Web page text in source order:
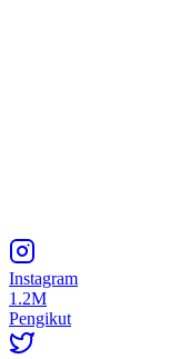
Instagram
1.2M
Pengikut